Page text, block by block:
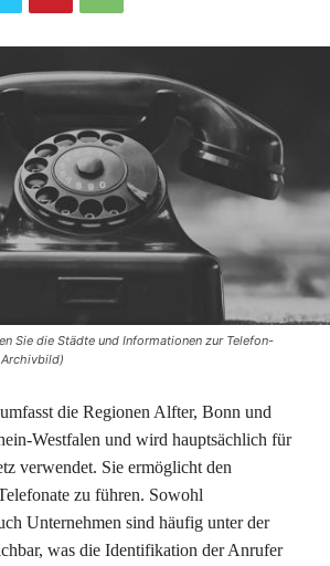
Sie die Städte und Informationen zur Telefon-
die Regionen Alfter, Bonn und
Westfalen und wird hauptsächlich für
verwendet. Sie ermöglicht den
zu führen. Sowohl
Unternehmen sind häufig unter der
was die Identifikation der Anrufer